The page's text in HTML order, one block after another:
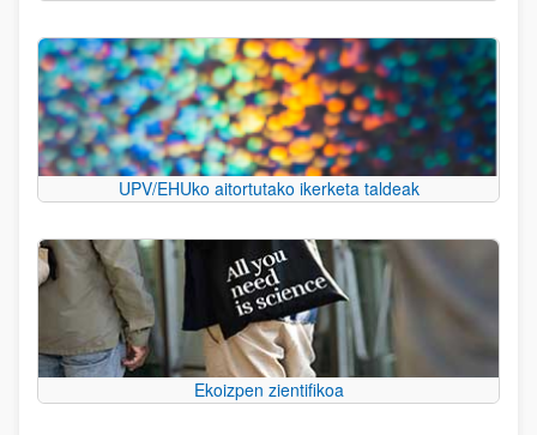
UPV/EHUko aitortutako ikerketa taldeak
Ekoizpen zientifikoa